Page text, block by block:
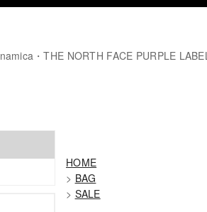
・THE NORTH FACE PURPLE
HOME
> BAG
> SALE